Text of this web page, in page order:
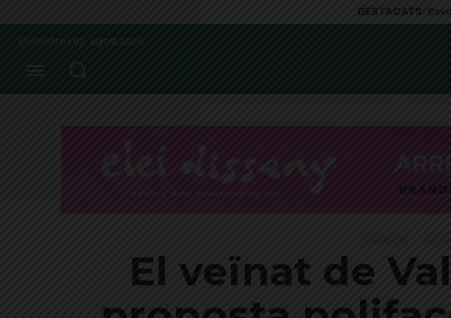
DESTACATS:
Divendres 07, agost 2026
El veïnat de